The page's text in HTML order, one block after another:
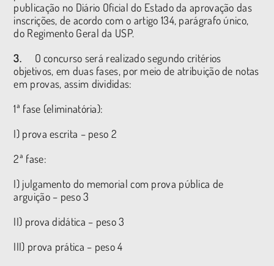
publicação no Diário Oficial do Estado da aprovação das
inscrições, de acordo com o artigo 134, parágrafo único,
do Regimento Geral da USP.
3. O concurso será realizado segundo critérios
objetivos, em duas fases, por meio de atribuição de notas
em provas, assim divididas:
1ª fase (eliminatória):
I) prova escrita – peso 2
2ª fase:
I) julgamento do memorial com prova pública de
arguição – peso 3
II) prova didática – peso 3
III) prova prática – peso 4